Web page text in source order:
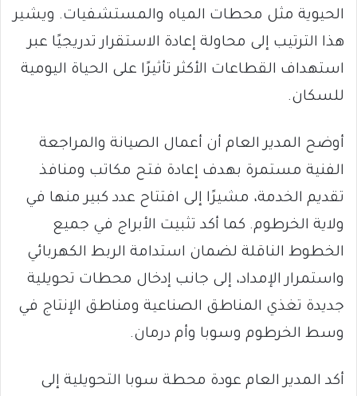
الحيوية مثل محطات المياه والمستشفيات. ويشير
هذا الترتيب إلى محاولة إعادة الاستقرار تدريجيًا عبر
استهداف القطاعات الأكثر تأثيرًا على الحياة اليومية
للسكان.
أوضح المدير العام أن أعمال الصيانة والمراجعة
الفنية مستمرة بهدف إعادة فتح مكاتب ومنافذ
تقديم الخدمة، مشيرًا إلى افتتاح عدد كبير منها في
ولاية الخرطوم. كما أكد تثبيت الأبراج في جميع
الخطوط الناقلة لضمان استدامة الربط الكهربائي
واستمرار الإمداد، إلى جانب إدخال محطات تحويلية
جديدة تغذي المناطق الصناعية ومناطق الإنتاج في
وسط الخرطوم وسوبا وأم درمان.
أكد المدير العام عودة محطة سوبا التحويلية إلى